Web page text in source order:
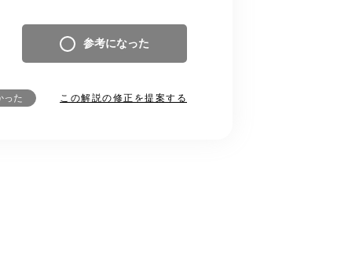
参考になった
った この解説の修正を提案する